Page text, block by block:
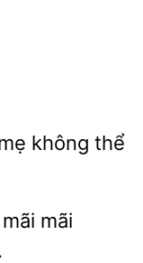
không thể
mãi